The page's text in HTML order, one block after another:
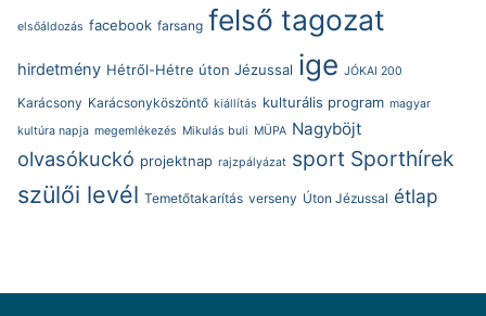
elsőáldozás facebook farsang felső tagozat
hirdetmény Hétről-Hétre úton Jézussal ige JÓKAI 200
Karácsony Karácsonyköszöntő kiállítás kulturális program magyar
kultúra napja megemlékezés Mikulás buli MÜPA Nagyböjt
olvasókuckó projektnap rajzpályázat sport Sporthírek
szülői levél Temetőtakarítás verseny Úton Jézussal étlap